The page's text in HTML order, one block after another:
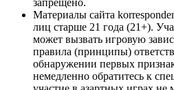
запрещено.
Материалы сайта
лиц старше 21 года (21+).
может вызвать игровую
правила (принципы)
обнаружении первых
немедленно обратитесь к